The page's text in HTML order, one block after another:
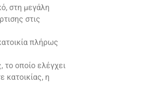
στη μεγάλη
στις
πλήρως
οποίο ελέγχει
κατοικίας, η